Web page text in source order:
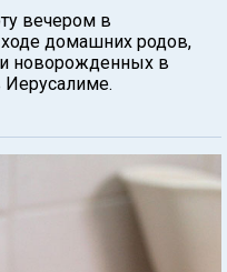
вечером в
домашних родов,
новорожденных в